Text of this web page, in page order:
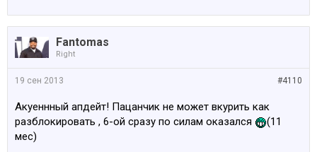
Fantomas
Right
#4110
19 сен 2013
Акуеннный апдейт! Пацанчик не может вкурить как
разблокировать , 6-ой сразу по силам оказался
(11
мес)